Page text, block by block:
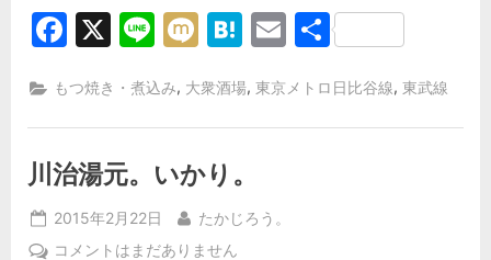
Facebook
X LineMixiHatena
Email
共
もつ焼き・煮込み, 大衆酒場,東京メトロ日比谷線,東武線
川治湯元。いかり。
Posted
on
2015年2月22日 By
たかじろう。
川
コメントはまだありません